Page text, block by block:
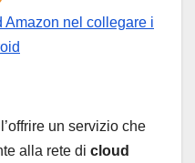
Amazon nel collegare i
un servizio che
alla rete di cloud